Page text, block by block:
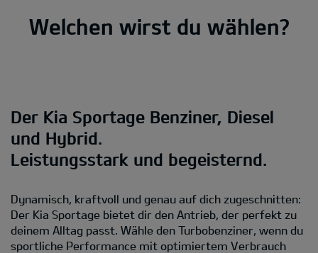
Welchen wirst du wählen?
Der Kia Sportage Benziner, Diesel
und Hybrid.
Leistungsstark und begeisternd.
Dynamisch, kraftvoll und genau auf dich zugeschnitten:
Der Kia Sportage bietet dir den Antrieb, der perfekt zu
deinem Alltag passt. Wähle den Turbobenziner, wenn du
sportliche Performance mit optimiertem Verbrauch